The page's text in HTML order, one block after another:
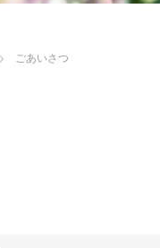
ごあいさつ